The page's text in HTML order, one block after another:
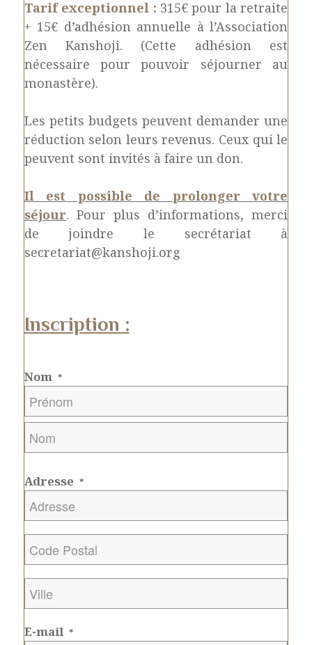
Tarif exceptionnel : 315€ pour la retraite
+ 15€ d’adhésion annuelle à l’Association
Zen Kanshoji. (Cette adhésion est
nécessaire pour pouvoir séjourner au
monastère).
Les petits budgets peuvent demander une
réduction selon leurs revenus. Ceux qui le
peuvent sont invités à faire un don.
Il est possible de prolonger votre
séjour. Pour plus d’informations, merci
de joindre le secrétariat à
secretariat@kanshoji.org
Inscription :
Nom *
Prénom
Adresse *
Code
Postal
Ville
E-mail *